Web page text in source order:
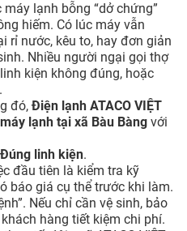
máy lạnh bỗng “dở chứng”
hiếm. Có lúc máy vẫn
rỉ nước, kêu to, hay đơn giản
Nhiều người ngại gọi thợ
kiện không đúng, hoặc
đó,Điện lạnh ATACO VIỆT
lạnh tại xã Bàu Bàng với
linh kiện.
đầu tiên là kiểm tra kỹ
báo giá cụ thể trước khi làm.
Nếu chỉ cần vệ sinh, bảo
hàng tiết kiệm chi phí.